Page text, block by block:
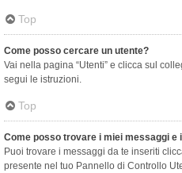
Top
Come posso cercare un utente?
Vai nella pagina “Utenti” e clicca sul
segui le istruzioni.
Top
Come posso trovare i miei messaggi e
Puoi trovare i messaggi da te inseriti
presente nel tuo Pannello di Controllo